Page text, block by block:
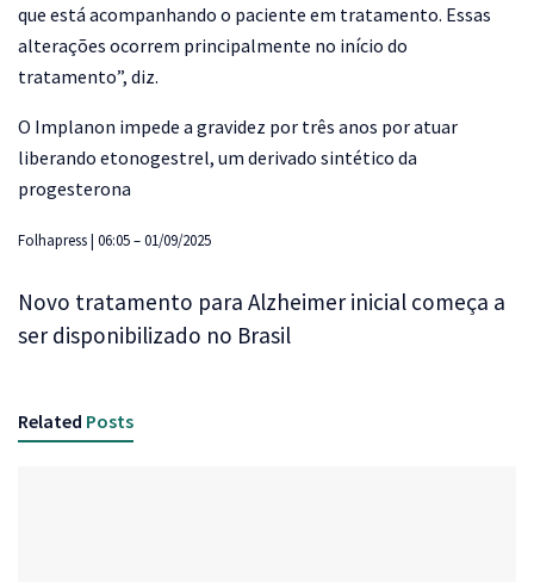
que está acompanhando o paciente em tratamento. Essas
alterações ocorrem principalmente no início do
tratamento”, diz.
O Implanon impede a gravidez por três anos por atuar
liberando etonogestrel, um derivado sintético da
progesterona
Folhapress | 06:05 – 01/09/2025
Novo tratamento para Alzheimer inicial começa a
ser disponibilizado no Brasil
Related Posts